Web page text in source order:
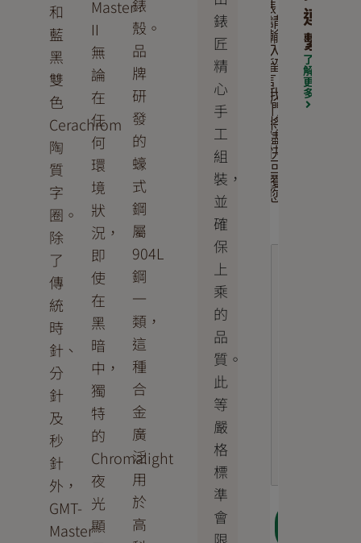
和
藍
黑
雙
色
Cerachrom
陶
質
字
圈。
除
了
傳
統
時
針、
分
針
及
秒
針
外，
GMT-
Master
Master
II
無
論
在
任
何
環
境
狀
況，
即
使
在
黑
暗
中，
獨
特
的
Chromalight
夜
光
顯
錶
殼。
品
牌
研
發
的
蠔
式
鋼
屬
904L
鋼
一
類，
這
種
合
金
廣
泛
用
於
高
錶
匠
精
心
手
工
組
裝，
並
確
保
上
乘
的
品
質。
此
等
嚴
格
標
準
會
錶。
請
輸
入
留
言，
我
們
將
儘
快
回
覆
您
連
繫
了
解
更
多